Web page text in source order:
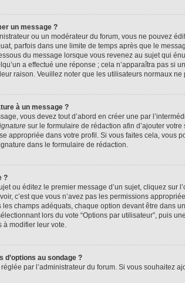
un message ?
ou un modérateur du forum, vous ne pouvez
parfois dans une limite de temps après que le
du message lorsque vous revenez au sujet qui
a effectué une réponse ; cela n’apparaîtra pas si
raison. Veuillez noter que les utilisateurs normaux
à un message ?
vous devez tout d’abord en créer une par
sur le formulaire de rédaction afin d’ajouter
appropriée dans votre profil. Si vous faites cela, vous
dans le formulaire de rédaction.
?
ou éditez le premier message d’un sujet, cliquez sur
c’est que vous n’avez pas les permissions
champs adéquats, chaque option devant être dans
lors du vote “Options par utilisateur”, puis
à modifier leur vote.
d’options au sondage ?
réglée par l’administrateur du forum. Si vous souhaitez